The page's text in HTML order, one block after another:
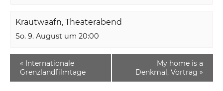
Krautwaafn, Theaterabend
So. 9. August um 20:00
« Internationale
Grenzlandfilmtage
My home is a
Denkmal, Vortrag »